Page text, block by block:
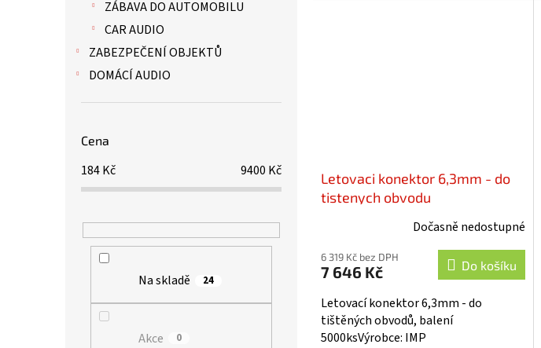
ZÁBAVA DO AUTOMOBILU
CAR AUDIO
ZABEZPEČENÍ OBJEKTŮ
DOMÁCÍ AUDIO
Cena
184Kč 9400 Kč
Na skladě 24
Akce 0
Letovaci konektor 6,3mm - do
tistenych obvodu
Dočasně nedostupné
6 319 Kč bez DPH
7 646 Kč Do košíku
Letovací konektor 6,3mm - do
tištěných obvodů, balení
5000ksVýrobce: IMP